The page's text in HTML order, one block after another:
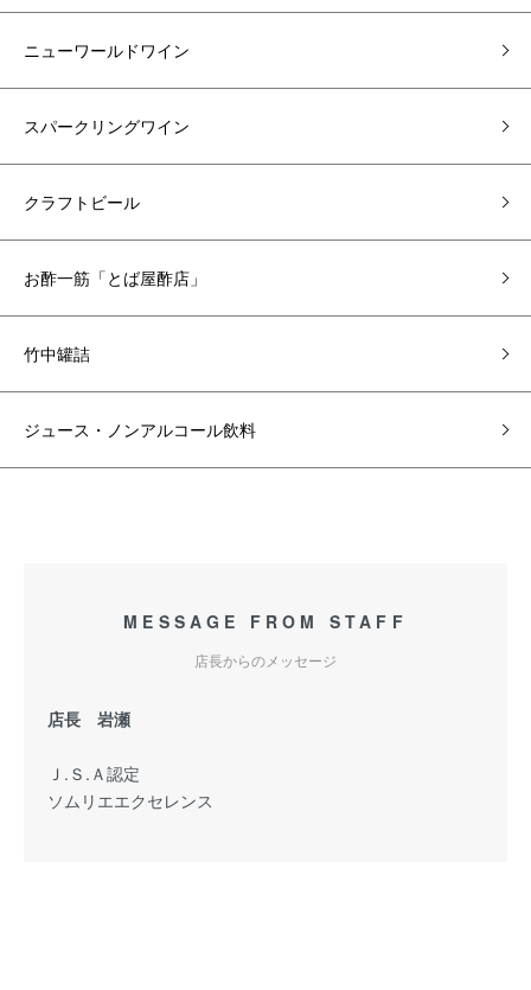
ニューワールドワイン
スパークリングワイン
クラフトビール
お酢一筋「とば屋酢店」
竹中罐詰
ジュース・ノンアルコール飲料
MESSAGE FROM STAFF
店長からのメッセージ
店長 岩瀬
Ｊ.Ｓ.Ａ認定
ソムリエエクセレンス